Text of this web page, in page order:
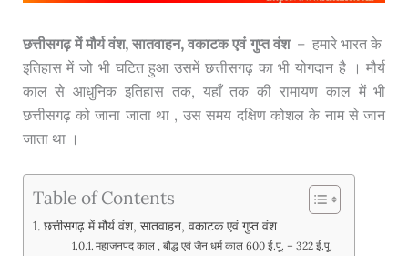
छत्तीसगढ़ में मौर्य वंश, सातवाहन, वकाटक एवं गुप्त वंश – हमारे भारत के
इतिहास में जो भी घटित हुआ उसमें छत्तीसगढ़ का भी योगदान है । मौर्य
काल से आधुनिक इतिहास तक, यहाँ तक की रामायण काल में भी
छत्तीसगढ़ को जाना जाता था , उस समय दक्षिण कोशल के नाम से जान
जाता था ।
Table of Contents
छत्तीसगढ़ में मौर्य वंश, सातवाहन, वकाटक एवं गुप्त वंश
महाजनपद काल , बौद्ध एवं जैन धर्म काल 600 ई.पू. – 322 ई.पू.